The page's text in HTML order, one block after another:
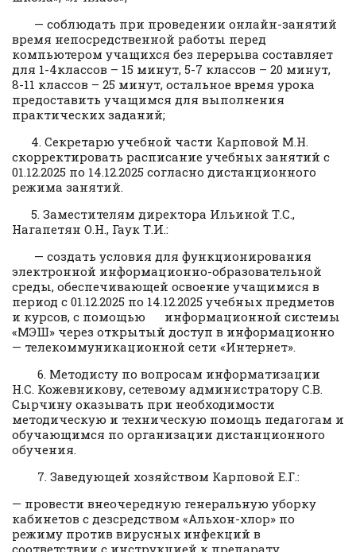
— соблюдать при проведении онлайн-занятий
время непосредственной работы перед
компьютером учащихся без перерыва составляет
для 1-4классов – 15 минут, 5-7 классов – 20 минут,
8-11 классов – 25 минут, остальное время урока
предоставить учащимся для выполнения
практических заданий;
4. Секретарю учебной части Карповой М.Н.
скорректировать расписание учебных занятий с
01.12.2025 по 14.12.2025 согласно дистанционного
режима занятий.
5. Заместителям директора Ильиной Т.С.,
Нагапетян О.Н., Гаук Т.И.:
— создать условия для функционирования
электронной информационно-образовательной
среды, обеспечивающей освоение учащимися в
период с 01.12.2025 по 14.12.2025 учебных предметов
и курсов, с помощью информационной системы
«МЭШ» через открытый доступ в информационно
— телекоммуникационной сети «Интернет».
6. Методисту по вопросам информатизации
Н.С. Кожевникову, сетевому администратору С.В.
Сырчину оказывать при необходимости
методическую и техническую помощь педагогам и
обучающимся по организации дистанционного
обучения.
7. Заведующей хозяйством Карповой Е.Г.:
— провести внеочередную генеральную уборку
кабинетов с дезсредством «Альхон-хлор» по
режиму против вирусных инфекций в